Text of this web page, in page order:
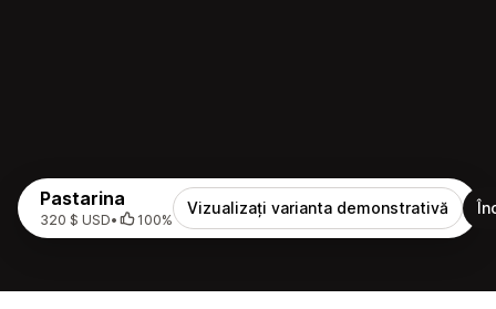
Pastarina
320 $ USD• 100%
Vizualizați varianta demonstrativă